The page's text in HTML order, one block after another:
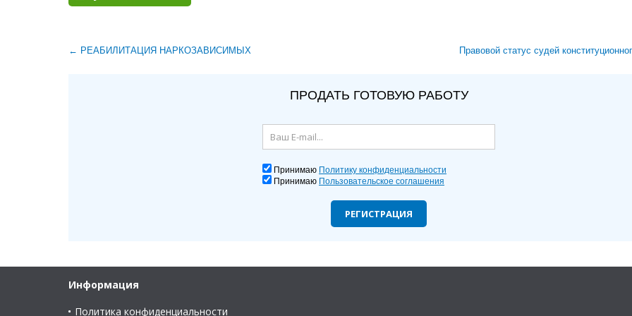
← РЕАБИЛИТАЦИЯ НАРКОЗАВИСИМЫХ Правовой статус судей
ПРОДАТЬ ГОТОВУЮ РАБОТУ
Принимаю Политику конфиденциальности
Принимаю Пользовательское соглашения
РЕГИСТРАЦИЯ
Информация
Политика конфиденциальности